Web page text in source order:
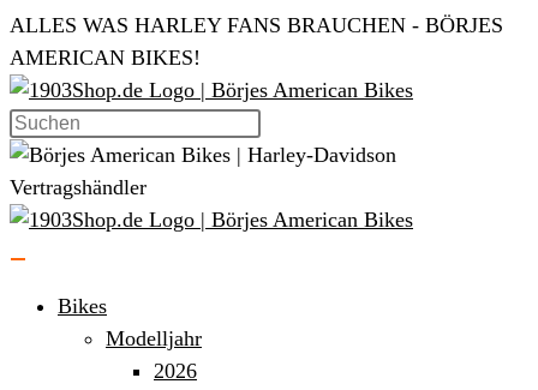
Zum
Inhalt
springen
ALLES WAS HARLEY FANS BRAUCHEN - BÖRJES
AMERICAN BIKES!
Bikes
Modelljahr
2026